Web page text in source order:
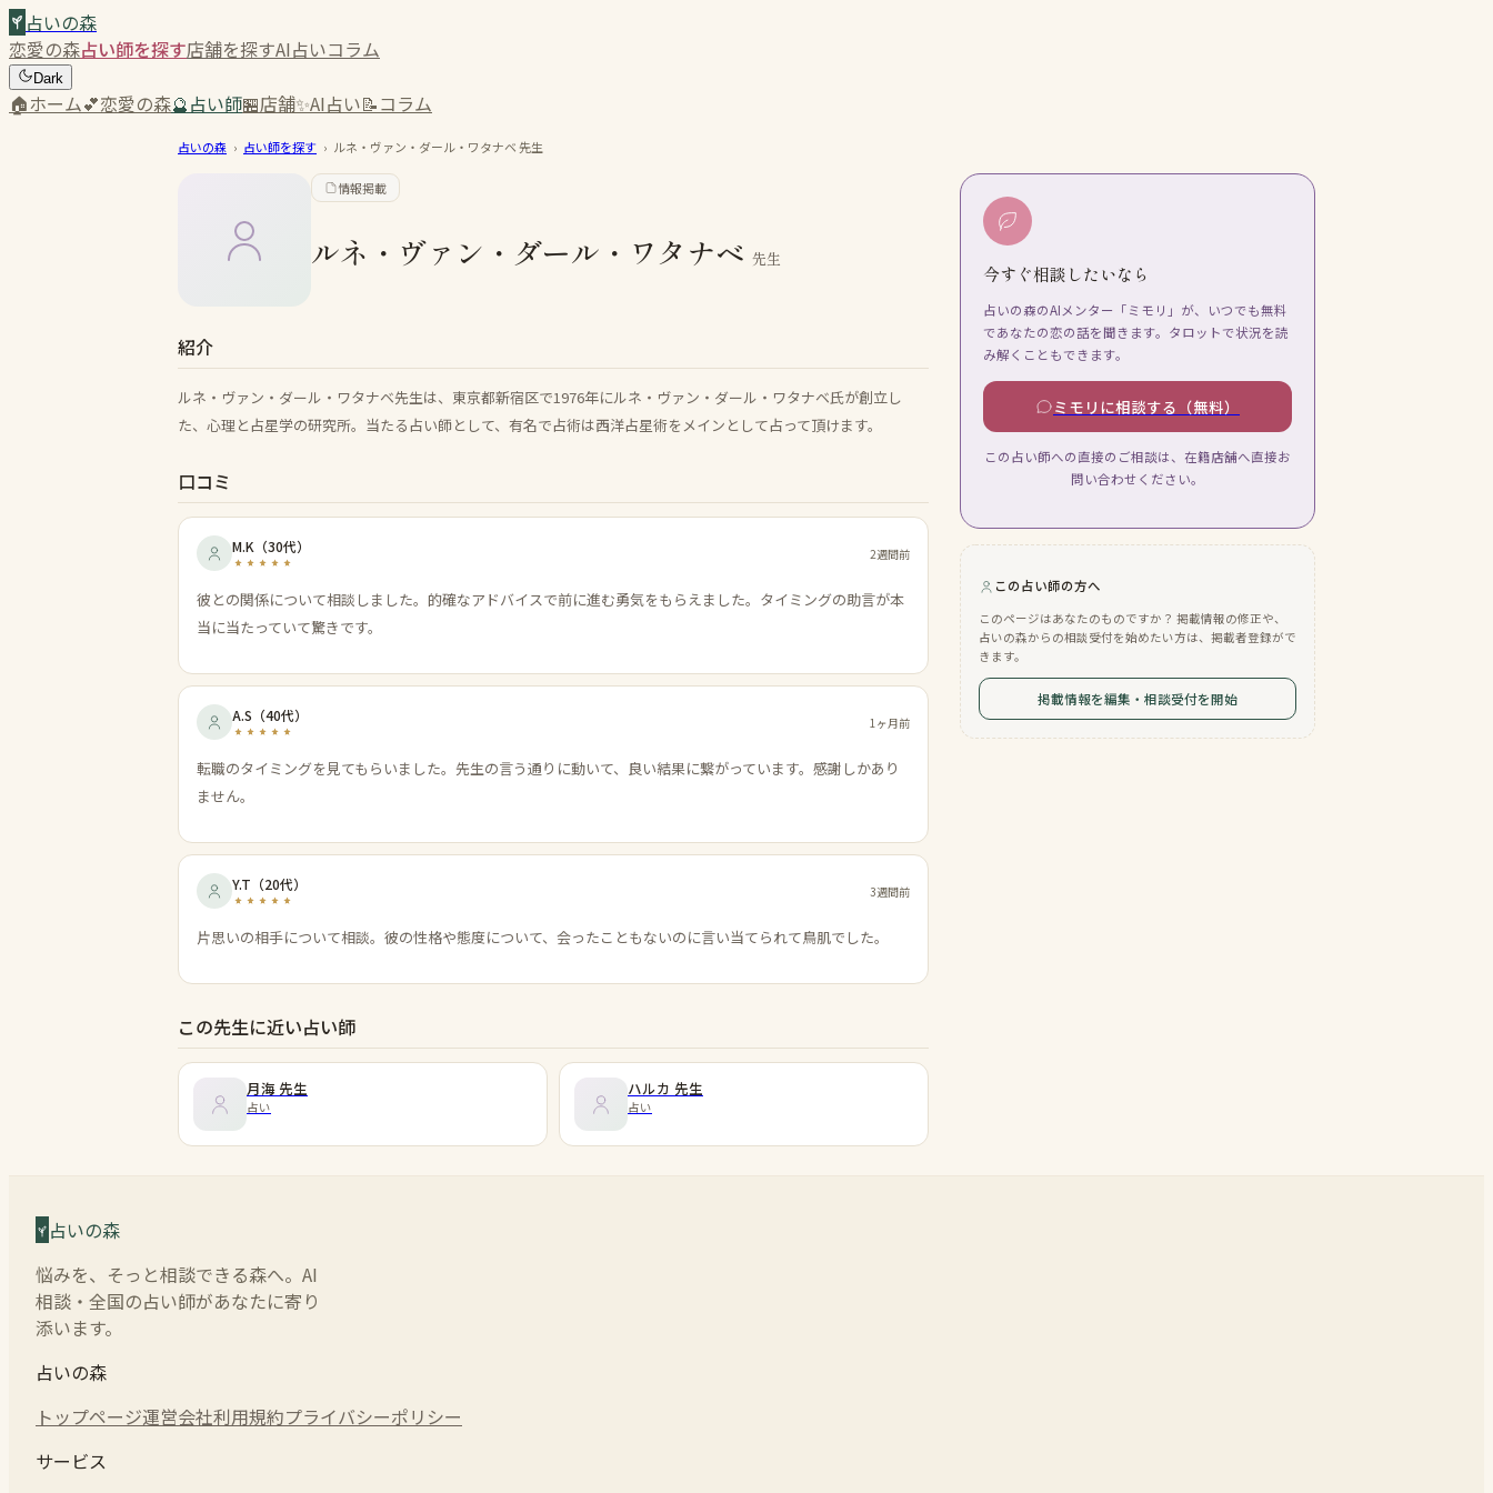
占いの森
恋愛の森占い師を探す店舗を探すAI占いコラム
Dark
🏠ホーム💕恋愛の森🔮占い師🏪店舗✨AI占い📝コラム
占いの森 › 占い師を探す › ルネ・ヴァン・ダール・ワタナベ先生
情報掲載
ルネ・ヴァン・ダール・ワタナベ 先生
紹介
ルネ・ヴァン・ダール・ワタナベ先生は、東京都新宿区で1976年にルネ・ヴァン・ダール・ワタナベ氏が創立し
た、心理と占星学の研究所。当たる占い師として、有名で占術は西洋占星術をメインとして占って頂けます。
口コミ
M.K （30代） 2週間前
彼との関係について相談しました。的確なアドバイスで前に進む勇気をもらえました。タイミングの助言が本
当に当たっていて驚きです。
A.S （40代） 1ヶ月前
転職のタイミングを見てもらいました。先生の言う通りに動いて、良い結果に繋がっています。感謝しかあり
ません。
Y.T （20代） 3週間前
片思いの相手について相談。彼の性格や態度について、会ったこともないのに言い当てられて鳥肌でした。
この先生に近い占い師
月海 先生
占い
ハルカ 先生
占い
今すぐ相談したいなら
占いの森のAIメンター「ミモリ」が、いつでも無料
であなたの恋の話を聞きます。タロットで状況を読
み解くこともできます。
ミモリに相談する（無料）
この占い師への直接のご相談は、在籍店舗へ直接お
問い合わせください。
この占い師の方へ
このページはあなたのものですか？ 掲載情報の修正や、
占いの森からの相談受付を始めたい方は、掲載者登録がで
きます。
掲載情報を編集・相談受付を開始
占いの森
悩みを、そっと相談できる森へ。AI
相談・全国の占い師があなたに寄り
添います。
占いの森
トップページ運営会社利用規約プライバシーポリシー
サービス